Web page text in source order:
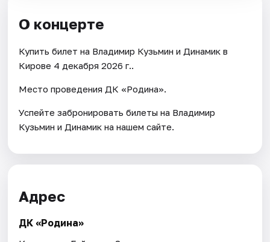
О концерте
Купить билет на Владимир Кузьмин и Динамик в
Кирове 4 декабря 2026 г..
Место проведения ДК «Родина».
Успейте забронировать билеты на Владимир
Кузьмин и Динамик на нашем сайте.
Адрес
ДК «Родина»